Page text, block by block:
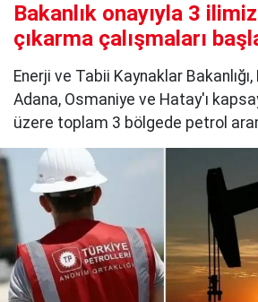
Bakanlık onayıyla 3
çıkarma çalışmaları
Enerji ve Tabii Kaynaklar
Adana, Osmaniye ve Hatay'ı
üzere toplam 3 bölgede petrol